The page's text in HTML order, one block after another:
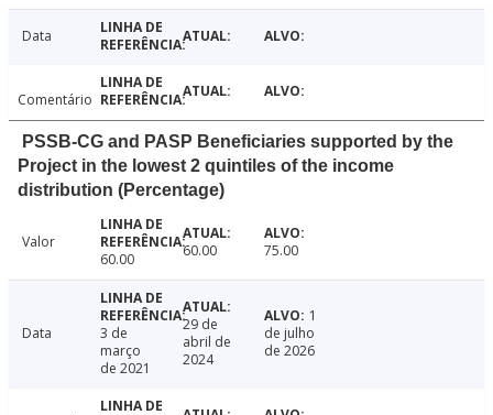
Data
Comentário
PSSB-CG and PASP Beneficiaries supported by the
Project in the lowest 2 quintiles of the income
distribution (Percentage)
Valor
60.00
60.00 75.00
Data
3 de
março
de 2021
29 de
abril de
2024
1
de julho
de 2026